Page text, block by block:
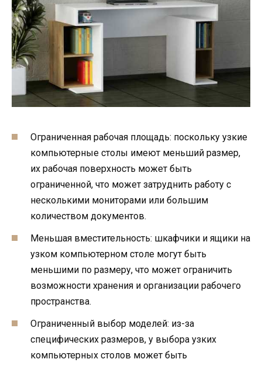
Ограниченная рабочая площадь: поскольку узкие
компьютерные столы имеют меньший размер,
их рабочая поверхность может быть
ограниченной, что может затруднить работу с
несколькими мониторами или большим
количеством документов.
Меньшая вместительность: шкафчики и ящики на
узком компьютерном столе могут быть
меньшими по размеру, что может ограничить
возможности хранения и организации рабочего
пространства.
Ограниченный выбор моделей: из-за
специфических размеров, у выбора узких
компьютерных столов может быть